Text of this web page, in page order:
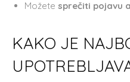
Možete sprečiti pojavu
KAKO JE